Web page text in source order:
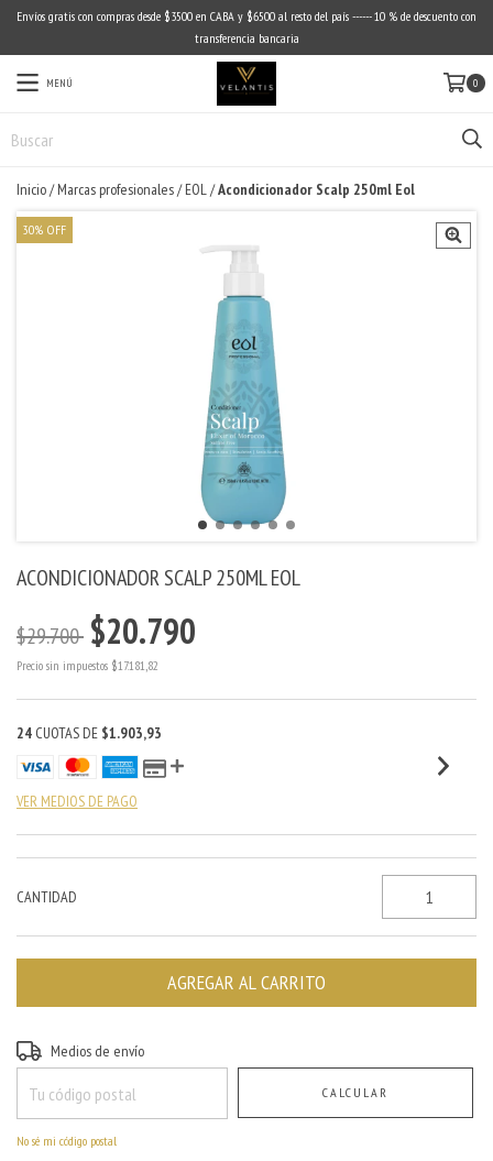
Envíos gratis con compras desde $3500 en CABA y $6500 al resto del país ------ 10 % de descuento con
transferencia bancaria
MENÚ 0
Inicio/ Marcas profesionales/ EOL/Acondicionador Scalp 250ml Eol
30% OFF
ACONDICIONADOR SCALP 250ML EOL
$29.700 $20.790
Precio sin impuestos $17.181,82
24 CUOTAS DE $1.903,93
VER MEDIOS DE PAGO
CANTIDAD
Entregas para el CP:
Medios de envío
CALCULAR
No sé mi código postal